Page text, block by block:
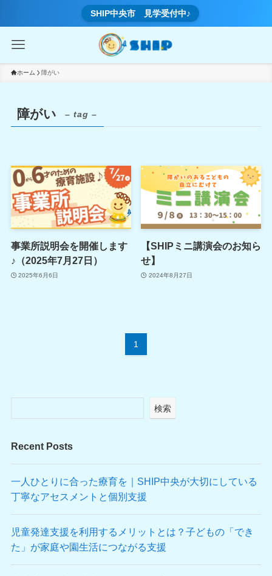
SHIP中央市 見学受付中♪
ホーム 障がい
障がい – tag –
事業所説明会を開催します
♪（2025年7月27日）
2025年6月6日
【SHIPミニ講演会のお知ら
せ】
2024年8月27日
1
検索
Recent Posts
一人ひとりに合った療育を｜SHIP中央が大切にしている
丁寧なアセスメントと個別支援
児童発達支援を利用するメリットとは？子どもの「でき
た」が家庭や園生活につながる支援